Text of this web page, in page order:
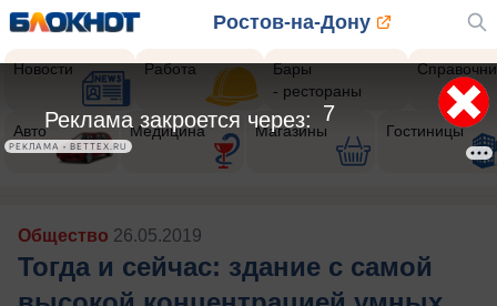
Ростов-на-Дону
Новости Работа
Бары
- рестораны
Авто Медицина Магазины Гостиницы
Общество 26.05.2019
Тогда и сейчас: здание с самой
4
Реклама закроется через:
РЕКЛАМА • BETTEX.RU